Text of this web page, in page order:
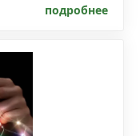
подробнее